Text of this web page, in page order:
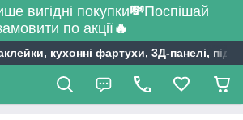
вигідні покупки💸Поспішай
по акції🔥
кухонні фартухи, 3Д-панелі,